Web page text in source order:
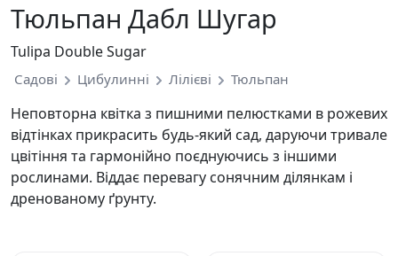
Тюльпан Дабл Шугар
Tulipa Double Sugar
Садові Цибулинні Лілієві Тюльпан
Неповторна квітка з пишними пелюстками в рожевих
відтінках прикрасить будь-який сад, даруючи тривале
цвітіння та гармонійно поєднуючись з іншими
рослинами. Віддає перевагу сонячним ділянкам і
дренованому ґрунту.